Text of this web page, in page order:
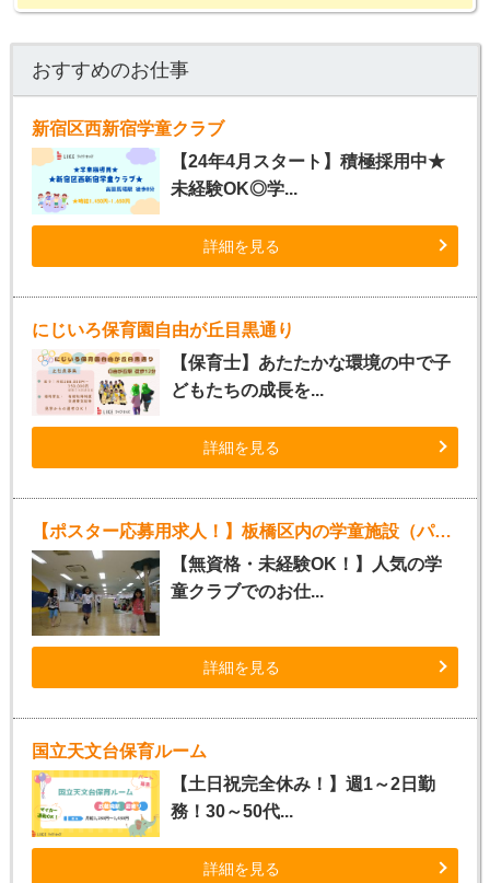
おすすめのお仕事
新宿区西新宿学童クラブ
【24年4月スタート】積極採用中★
未経験OK◎学...
詳細を見る
にじいろ保育園自由が丘目黒通り
【保育士】あたたかな環境の中で子
どもたちの成長を...
詳細を見る
【ポスター応募用求人！】板橋区内の学童施設（パート指導員）
【無資格・未経験OK！】人気の学
童クラブでのお仕...
詳細を見る
国立天文台保育ルーム
【土日祝完全休み！】週1～2日勤
務！30～50代...
詳細を見る